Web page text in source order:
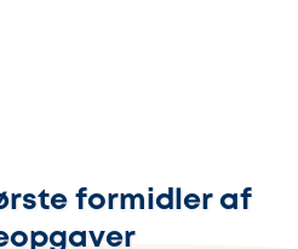
formidler af